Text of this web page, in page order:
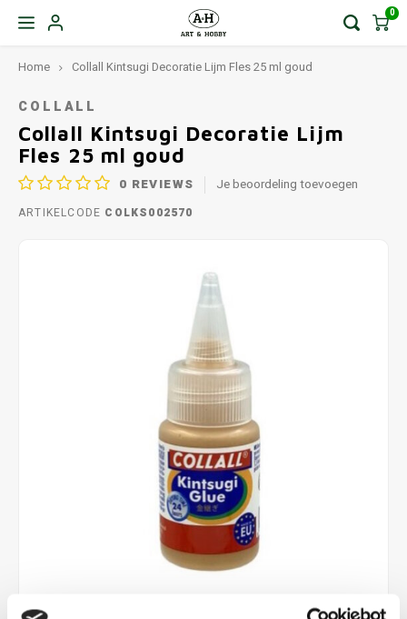
0
Home Collall Kintsugi Decoratie Lijm Fles 25 ml goud
COLLALL
Collall Kintsugi Decoratie Lijm
Fles 25 ml goud
0 REVIEWS Je beoordeling toevoegen
ARTIKELCODE COLKS002570